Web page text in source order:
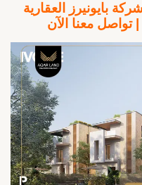
بايونيرز العقارية
تواصل معنا الآن